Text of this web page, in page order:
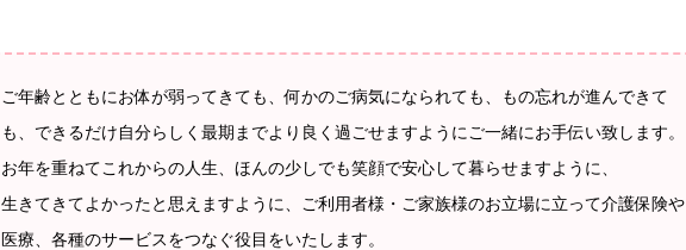
ご年齢とともにお体が弱ってきても、何かのご病気になられても、もの忘れが進んできて
も、できるだけ自分らしく最期までより良く過ごせますようにご一緒にお手伝い致します。
お年を重ねてこれからの人生、ほんの少しでも笑顔で安心して暮らせますように、
生きてきてよかったと思えますように、ご利用者様・ご家族様のお立場に立って介護保険や
医療、各種のサービスをつなぐ役目をいたします。